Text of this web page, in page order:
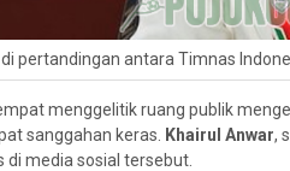
pertandingan antara Timnas
menggelitik ruang publik
sanggahan keras. Khairul Anwar,
di media sosial tersebut.